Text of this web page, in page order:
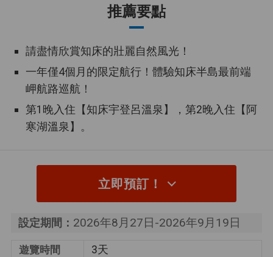
推薦要點
請盡情欣賞知床的壯麗自然風光！
一年僅4個月的限定航行！體驗知床半島最前端
岬航路巡航！
第1晚入住【知床宇登呂溫泉】，第2晚入住【阿
寒湖溫泉】。
立即預訂！
設定期間： 2026年8月27日-2026年9月19日
遊覽時間 3天
這是提供 2 人起保證出發的企劃。
指定Hotel住宿 入住行程中介紹的飯店。
客房內用餐 您可以在房間內享用餐點。
大浴場 飯店內設有大型公共浴池。
溫泉
這次旅行有安排參觀被聯合國教科
遺產。